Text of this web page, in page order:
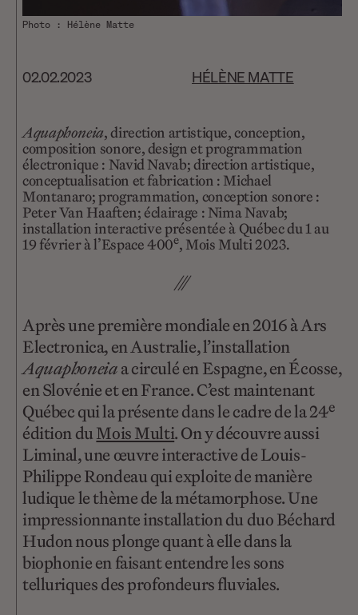
Photo : Hélène Matte
02.02.2023 HÉLÈNE MATTE
Aquaphoneia, direction artistique, conception,
composition sonore, design et programmation
électronique : Navid Navab; direction artistique,
conceptualisation et fabrication : Michael
Montanaro; programmation, conception sonore :
Peter Van Haaften; éclairage : Nima Navab;
installation interactive présentée à Québec du 1 au
19 février à l’Espace 400e, Mois Multi 2023.
///
Après une première mondiale en 2016 à Ars
Electronica, en Australie, l’installation
Aquaphoneiaa circulé en Espagne, en Écosse,
en Slovénie et en France. C’est maintenant
Québec qui la présente dans le cadre de la 24e
édition duMois Multi. On y découvre aussi
Liminal, une œuvre interactive de Louis-
Philippe Rondeau qui exploite de manière
ludique le thème de la métamorphose. Une
impressionnante installation du duo Béchard
Hudon nous plonge quant à elle dans la
biophonie en faisant entendre les sons
telluriques des profondeurs fluviales.